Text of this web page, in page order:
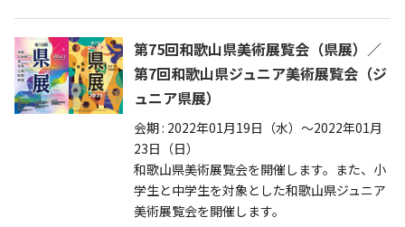
第75回和歌山県美術展覧会（県展）／
第7回和歌山県ジュニア美術展覧会（ジ
ュニア県展）
会期 : 2022年01月19日（水）～2022年01月
23日（日）
和歌山県美術展覧会を開催します。また、小
学生と中学生を対象とした和歌山県ジュニア
美術展覧会を開催します。